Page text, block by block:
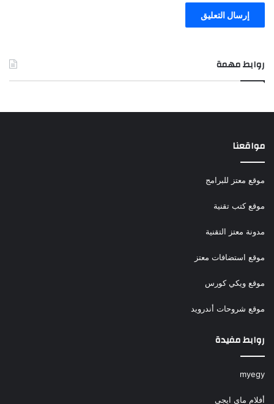
روابط مهمة
مواقعنا
موقع معتز للبرامج
موقع كتب تقنية
مدونة معتز التقنية
موقع استضافات معتز
موقع ويكي كورس
موقع شروحات أندرويد
روابط مفيدة
myegy
أفلام ماي ايجي